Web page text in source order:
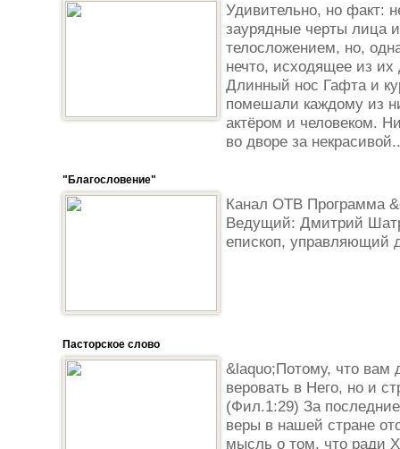
Удивительно, но факт:
заурядные черты лица
телосложением, но,
нечто, исходящее из
Длинный нос Гафта и
помешали каждому из
актёром и человеком.
во дворе за
"Благословение"
Канал ОТВ Программа
Ведущий: Дмитрий
епископ,
Пасторское слово
&laquo;Потому, что вам
веровать в Него, но и
(Фил.1:29) За
веры в нашей стране
мысль о том, что ради